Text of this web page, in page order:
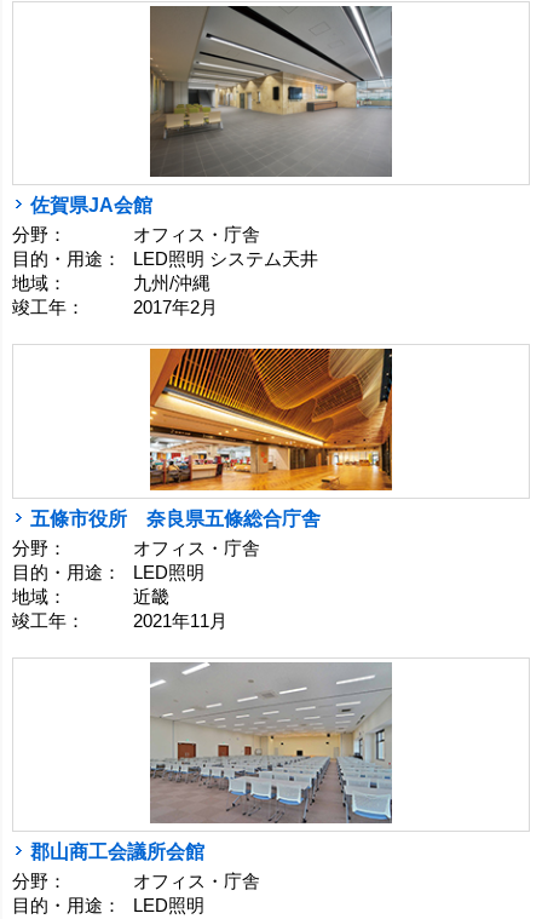
佐賀県JA会館
分野：
オフィス・庁舎
目的・用途：
LED照明 システム天井
地域：
九州/沖縄
竣工年：
2017年2月
五條市役所 奈良県五條総合庁舎
分野：
オフィス・庁舎
目的・用途：
LED照明
地域：
近畿
竣工年：
2021年11月
郡山商工会議所会館
分野：
オフィス・庁舎
目的・用途：
LED照明